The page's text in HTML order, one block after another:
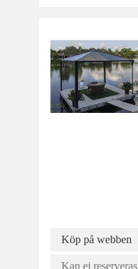
Köp på webben
Kan ej reserveras